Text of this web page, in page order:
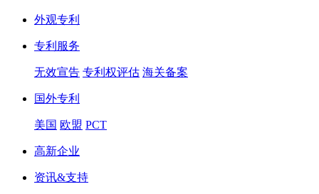
外观专利
专利服务
无效宣告 专利权评估 海关备案
国外专利
美国 欧盟 PCT
高新企业
资讯&支持